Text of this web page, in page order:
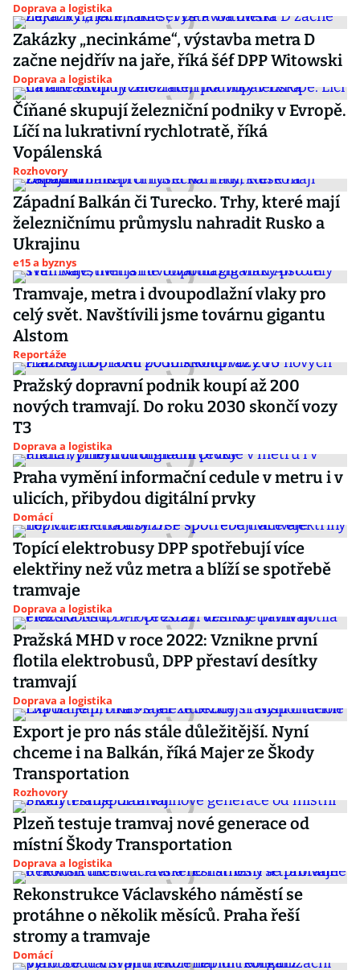
Doprava a logistika
Zakázky „necinkáme“, výstavba metra D
začne nejdřív na jaře, říká šéf DPP Witowski
Doprava a logistika
Číňané skupují železniční podniky v Evropě.
Líčí na lukrativní rychlotratě, říká
Vopálenská
Rozhovory
Západní Balkán či Turecko. Trhy, které mají
železničnímu průmyslu nahradit Rusko a
Ukrajinu
e15 a byznys
Tramvaje, metra i dvoupodlažní vlaky pro
celý svět. Navštívili jsme továrnu gigantu
Alstom
Reportáže
Pražský dopravní podnik koupí až 200
nových tramvají. Do roku 2030 skončí vozy
T3
Doprava a logistika
Praha vymění informační cedule v metru i v
ulicích, přibydou digitální prvky
Domácí
Topící elektrobusy DPP spotřebují více
elektřiny než vůz metra a blíží se spotřebě
tramvaje
Doprava a logistika
Pražská MHD v roce 2022: Vznikne první
flotila elektrobusů, DPP přestaví desítky
tramvají
Doprava a logistika
Export je pro nás stále důležitější. Nyní
chceme i na Balkán, říká Majer ze Škody
Transportation
Rozhovory
Plzeň testuje tramvaj nové generace od
místní Škody Transportation
Doprava a logistika
Rekonstrukce Václavského náměstí se
protáhne o několik měsíců. Praha řeší
stromy a tramvaje
Domácí